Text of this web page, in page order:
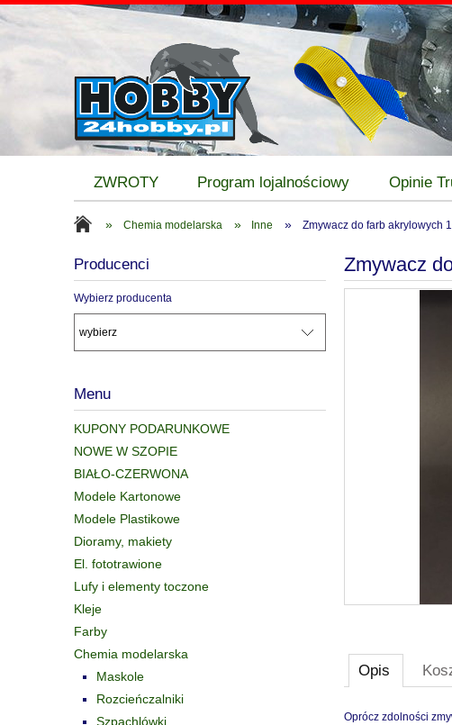
ZWROTY Program lojalnościowy Opinie
» Chemia modelarska » Inne » Zmywacz do farb akrylowych
Producenci
Wybierz producenta
Menu
KUPONY PODARUNKOWE
NOWE W SZOPIE
BIAŁO-CZERWONA
Modele Kartonowe
Modele Plastikowe
Dioramy, makiety
El. fototrawione
Lufy i elementy toczone
Kleje
Farby
Chemia modelarska
Maskole
Rozcieńczalniki
Szpachlówki
Zmywacz
Opis
Oprócz zdolności